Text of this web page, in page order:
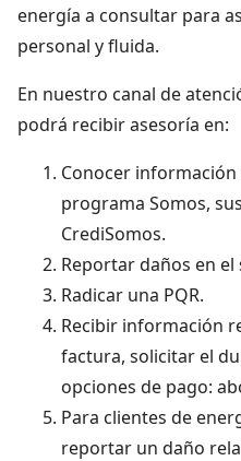
energía a consultar para
personal y fluida.
En nuestro canal de
podrá recibir asesoría en:
Conocer
programa Somos,
CrediSomos.
Reportar daños en
Radicar una PQR.
Recibir información
factura, solicitar el
opciones de pago:
Para clientes de
reportar un daño